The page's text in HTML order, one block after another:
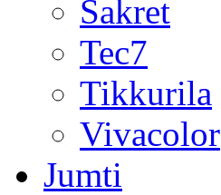
Sakret
Tec7
Tikkurila
Vivacolor
Jumti